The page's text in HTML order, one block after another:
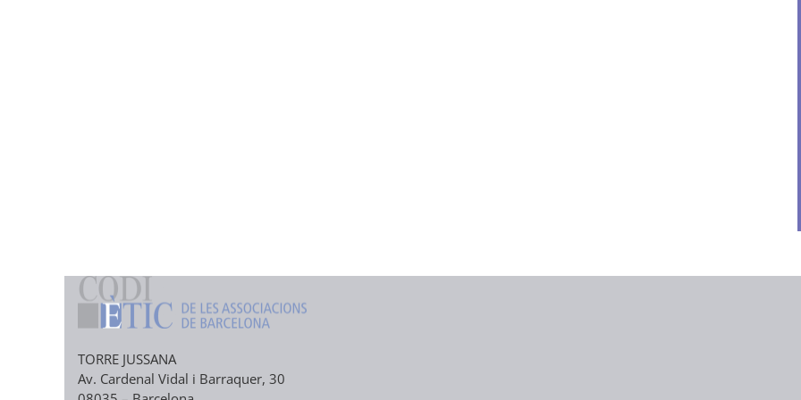
TORRE JUSSANA
Av. Cardenal Vidal i Barraquer, 30